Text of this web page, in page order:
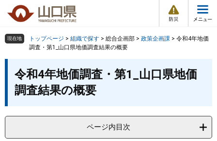
の
頭
ー
飛
情
報
メ
ュ
組織で探す
検索の仕方 組織で探す サイトマップで探す
現在地 トップページ > 組織で探す > 総合企画部 > 政策企画課 > 令和4年地価
調査・第1_山口県地価調査結果の概要
令和4年地価調査・第1_山口県地価
調査結果の概要
ページ内目次